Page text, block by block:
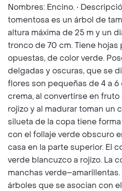
Nombres: Encino. •
tomentosa es un árbol de
altura máxima de 25 m y un
tronco de 70 cm. Tiene hojas
opuestas, de color verde.
delgadas y oscuras, que se
flores son pequeñas de 4 a
crema, al convertirse en
rojizo y al madurar toman un
silueta de la copa tiene
con el follaje verde obscuro
casa en la parte superior. El
verde blancuzco a rojizo. La
manchas
árboles que se asocian con